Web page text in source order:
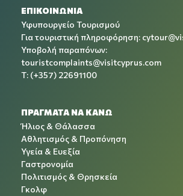
ΕΠΙΚΟΙΝΩΝΙΑ
Υφυπουργείο Τουρισμού
Για τουριστική πληροφόρηση:
Υποβολή παραπόνων:
touristcomplaints@visitcyprus.com
T: (+357) 22691100
ΠΡΑΓΜΑΤΑ ΝΑ ΚΑΝΩ
Ήλιος & Θάλασσα
Αθλητισμός & Προπόνηση
Υγεία & Ευεξία
Γαστρονομία
Πολιτισμός & Θρησκεία
Γκολφ